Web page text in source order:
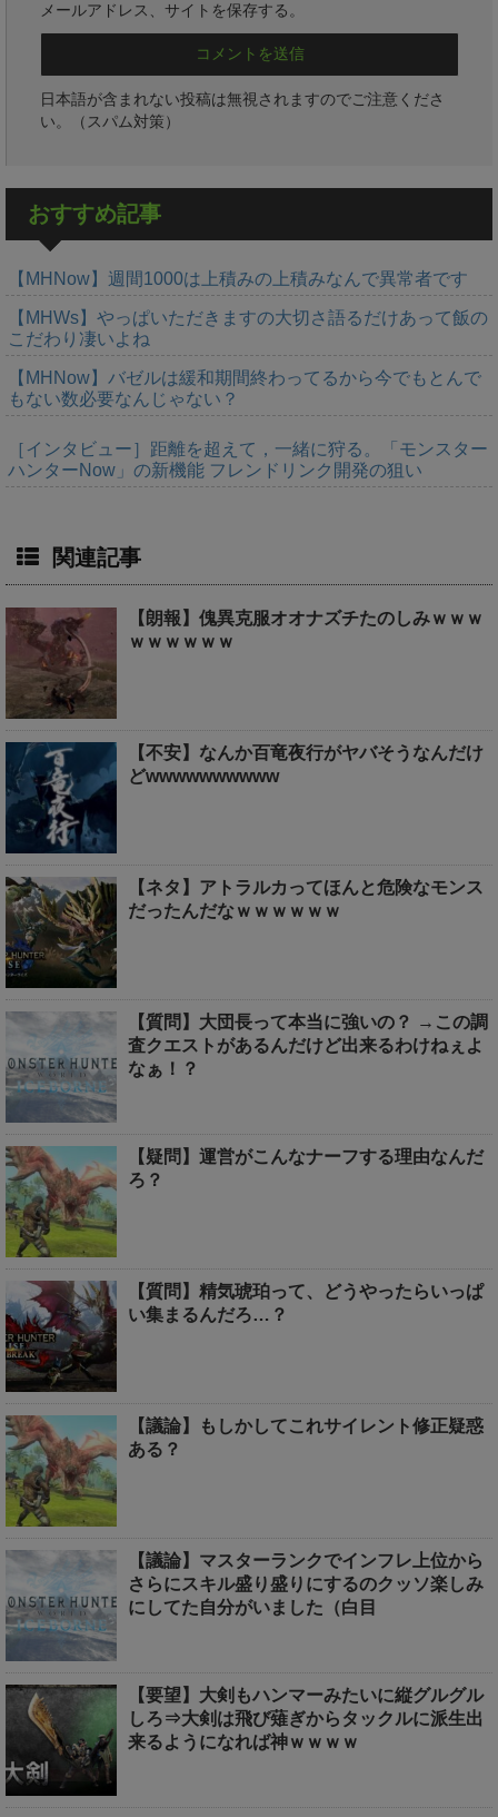
メールアドレス、サイトを保存する。
日本語が含まれない投稿は無視されますのでご注意くださ
い。（スパム対策）
おすすめ記事
【MHNow】週間1000は上積みの上積みなんで異常者です
【MHWs】やっぱいただきますの大切さ語るだけあって飯の
こだわり凄いよね
【MHNow】バゼルは緩和期間終わってるから今でもとんで
もない数必要なんじゃない？
［インタビュー］距離を超えて，一緒に狩る。「モンスター
ハンターNow」の新機能 フレンドリンク開発の狙い
関連記事
【朗報】傀異克服オオナズチたのしみｗｗｗ
ｗｗｗｗｗｗ
【不安】なんか百竜夜行がヤバそうなんだけ
どwwwwwwwwww
【ネタ】アトラルカってほんと危険なモンス
だったんだなｗｗｗｗｗｗ
【質問】大団長って本当に強いの？ →この調
査クエストがあるんだけど出来るわけねぇよ
なぁ！？
【疑問】運営がこんなナーフする理由なんだ
ろ？
【質問】精気琥珀って、どうやったらいっぱ
い集まるんだろ…？
【議論】もしかしてこれサイレント修正疑惑
ある？
【議論】マスターランクでインフレ上位から
さらにスキル盛り盛りにするのクッソ楽しみ
にしてた自分がいました（白目
【要望】大剣もハンマーみたいに縦グルグル
しろ⇒大剣は飛び薙ぎからタックルに派生出
来るようになれば神ｗｗｗｗ